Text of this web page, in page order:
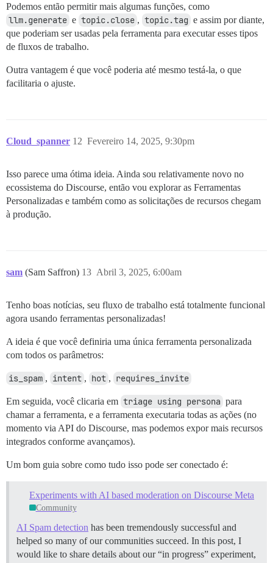
Podemos então permitir mais algumas funções, como
llm.generate e topic.close , topic.tag e assim por diante,
que poderiam ser usadas pela ferramenta para executar esses tipos
de fluxos de trabalho.
Outra vantagem é que você poderia até mesmo testá-la, o que
facilitaria o ajuste.
Cloud_spanner Fevereiro 14, 2025, 9:30pm
12
Isso parece uma ótima ideia. Ainda sou relativamente novo no
ecossistema do Discourse, então vou explorar as Ferramentas
Personalizadas e também como as solicitações de recursos chegam
à produção.
sam (Sam Saffron) Abril 3, 2025, 6:00am
13
Tenho boas notícias, seu fluxo de trabalho está totalmente funcional
agora usando ferramentas personalizadas!
A ideia é que você definiria uma única ferramenta personalizada
com todos os parâmetros:
is_spam , intent , hot , requires_invite
Em seguida, você clicaria em triage using persona para
chamar a ferramenta, e a ferramenta executaria todas as ações (no
momento via API do Discourse, mas podemos expor mais recursos
integrados conforme avançamos).
Um bom guia sobre como tudo isso pode ser conectado é:
Experiments with AI based moderation on Discourse Meta
Community
AI Spam detection has been tremendously successful and
helped so many of our communities succeed. In this post, I
would like to share details about our “in progress” experiment,